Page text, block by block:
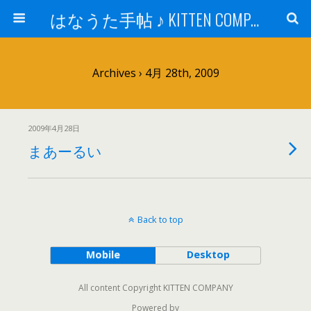
はなうた手帖 ♪ KITTEN COMPANY
Archives › 4月 28th, 2009
2009年4月28日
まあーるい
Back to top
Mobile Desktop
All content Copyright KITTEN COMPANY
Powered by